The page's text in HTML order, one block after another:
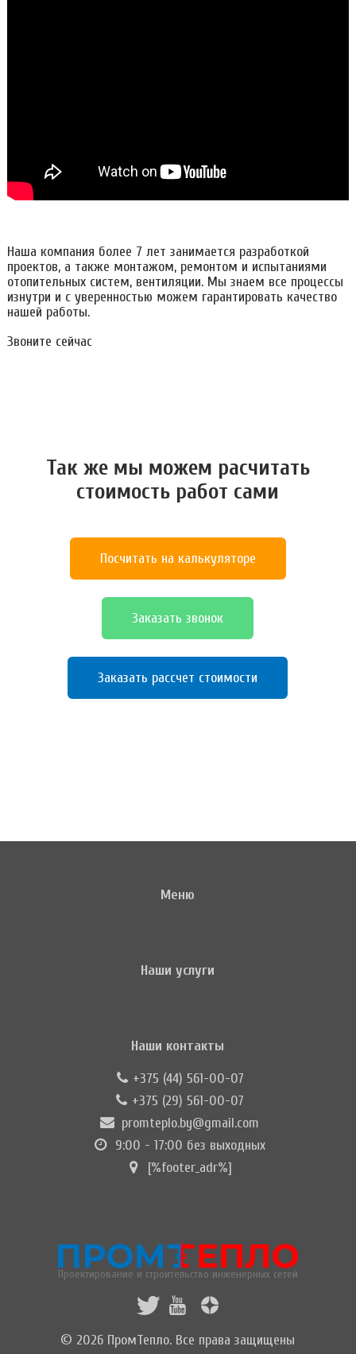
Наша компания более 7 лет занимается разработкой
проектов, а также монтажом, ремонтом и испытаниями
отопительных систем, вентиляции. Мы знаем все процессы
изнутри и с уверенностью можем гарантировать качество
нашей работы.
Звоните сейчас
Так же мы можем расчитать
стоимость работ сами
Посчитать на калькуляторе
Заказать звонок
Заказать рассчет стоимости
Меню
Наши услуги
Наши контакты
+375 (44) 561-00-07
+375 (29) 561-00-07
promteplo.by@gmail.com
9:00 - 17:00 без выходных
[%footer_adr%]
Проектирование и строительство инженерных сетей
© 2026 ПромТепло. Все права защищены